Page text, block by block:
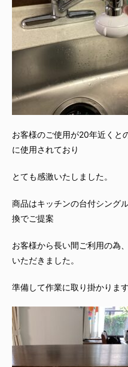
お客様のご使用が20年近くと
に使用されており
とても感激いたしました。
商品はキッチンの台付シング
換でご提案
お客様から長い間ご利用の為
いただきました。
準備して作業に取り掛かります